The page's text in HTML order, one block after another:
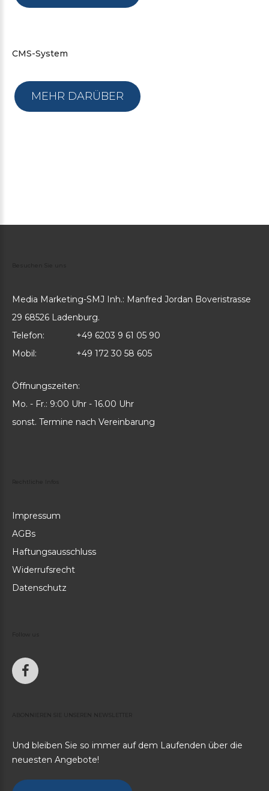
CMS-System
MEHR DARÜBER
Media Marketing-SMJ Inh.: Manfred Jordan Boveristrasse
29 68526 Ladenburg.
Telefon:
+49 6203 9 61 05 90
Mobil:
+49 172 30 58 605
Öffnungszeiten:
Mo. - Fr.: 9:00 Uhr - 16.00 Uhr
sonst. Termine nach Vereinbarung
Impressum
AGBs
Haftungsausschluss
Widerrufsrecht
Datenschutz
Und bleiben Sie so immer auf dem Laufenden über die
neuesten Angebote!